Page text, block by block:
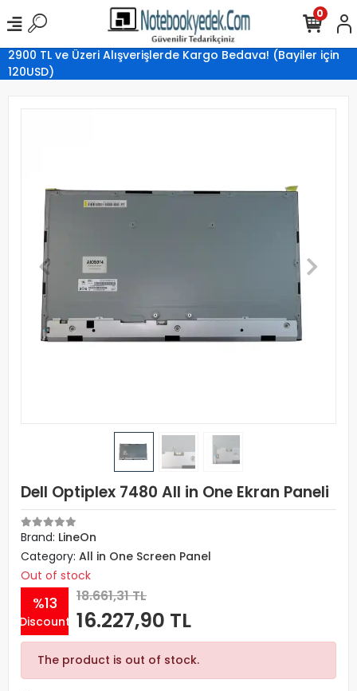
2900 TL ve Üzeri Alışverişlerde Kargo Bedava! (Bayiler için
120USD)
0
Dell Optiplex 7480 All in One Ekran Paneli
Brand: LineOn
Category: All in One Screen Panel
Out of stock
%13
Discount
18.661,31 TL
16.227,90 TL
The product is out of stock.